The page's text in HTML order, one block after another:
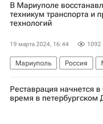
Совет Федерации РФ
Санкт-Петербург
В Мариуполе
техникум транспорта и
технологий
19 марта 2024, 16:44 1092
Мариуполь Россия
Инфраструктура
Реставрация начнется
время в